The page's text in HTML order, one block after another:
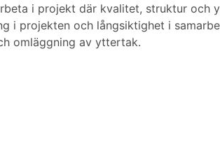
i projekt där kvalitet, struktur och
i projekten och långsiktighet i
omläggning av yttertak.